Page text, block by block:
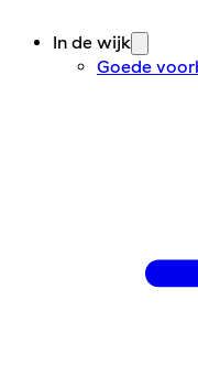
In de wijk
Goede